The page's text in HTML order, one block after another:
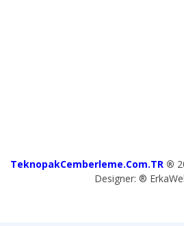
TeknopakCemberleme.Com.TR ®
Designer: ®